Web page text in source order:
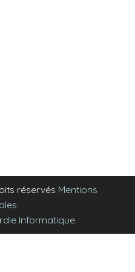
réservés Mentions
Informatique